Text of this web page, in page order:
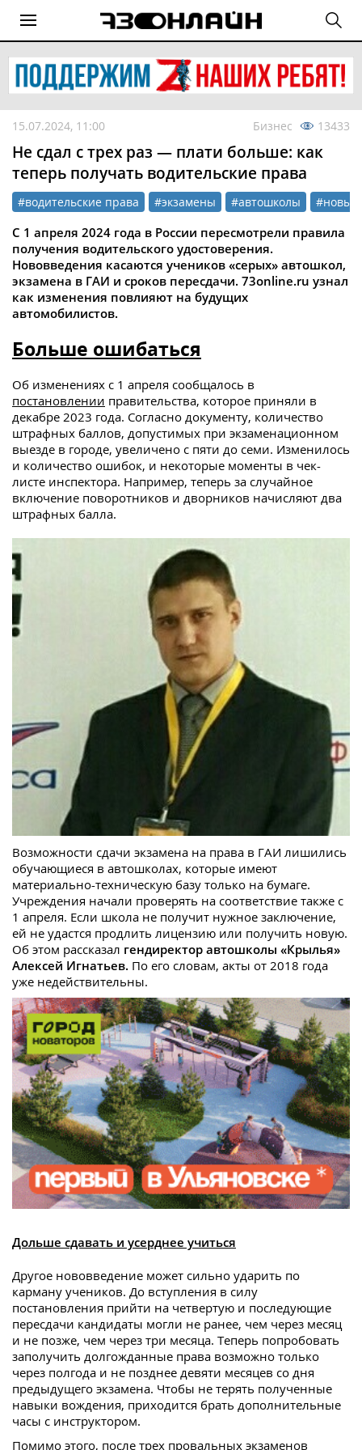
15.07.2024, 11:00 Бизнес 13433
Не сдал с трех раз — плати больше: как
теперь получать водительские права
#водительские права #экзамены #автошколы #новые
С 1 апреля 2024 года в России пересмотрели правила
получения водительского удостоверения.
Нововведения касаются учеников «серых» автошкол,
экзамена в ГАИ и сроков пересдачи. 73online.ru узнал
как изменения повлияют на будущих
автомобилистов.
Больше ошибаться
Об изменениях с 1 апреля сообщалось в
постановлении правительства, которое приняли в
декабре 2023 года. Согласно документу, количество
штрафных баллов, допустимых при экзаменационном
выезде в городе, увеличено с пяти до семи. Изменилось
и количество ошибок, и некоторые моменты в чек-
листе инспектора. Например, теперь за случайное
включение поворотников и дворников начисляют два
штрафных балла.
Возможности сдачи экзамена на права в ГАИ лишились
обучающиеся в автошколах, которые имеют
материально-техническую базу только на бумаге.
Учреждения начали проверять на соответствие также с
1 апреля. Если школа не получит нужное заключение,
ей не удастся продлить лицензию или получить новую.
Об этом рассказал гендиректор автошколы «Крылья»
Алексей Игнатьев. По его словам, акты от 2018 года
уже недействительны.
Дольше сдавать и усерднее учиться
Другое нововведение может сильно ударить по
карману учеников. До вступления в силу
постановления прийти на четвертую и последующие
пересдачи кандидаты могли не ранее, чем через месяц
и не позже, чем через три месяца. Теперь попробовать
заполучить долгожданные права возможно только
через полгода и не позднее девяти месяцев со дня
предыдущего экзамена. Чтобы не терять полученные
навыки вождения, приходится брать дополнительные
часы с инструктором.
Помимо этого, после трех провальных экзаменов